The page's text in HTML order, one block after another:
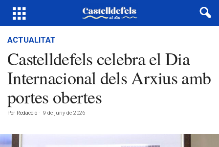
ACTUALITAT
Castelldefels celebra el Dia
Internacional dels Arxius amb
portes obertes
Por Redacció - 9 de juny de 2026